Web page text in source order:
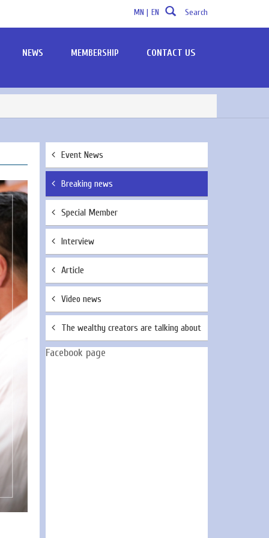
MN | EN Search
NEWS MEMBERSHIP CONTACT US
Event News
Breaking news
Special Member
Interview
Article
Video news
The wealthy creators are talking about
Facebook page